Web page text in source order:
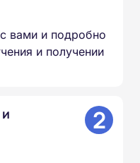
вами и подробно
и получении
2